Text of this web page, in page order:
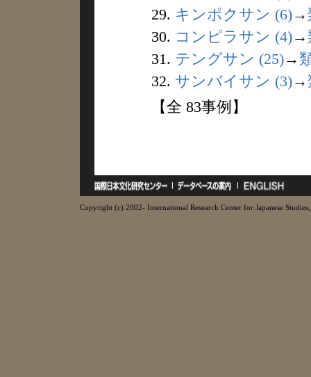
29. キンポクサン (6)→
30. コンピラサン (4)→
31. テングサン (25)→
32. サンバイサン (3)→
【全 83事例】
Copyright (c) 2002- International Research Center for Japanese